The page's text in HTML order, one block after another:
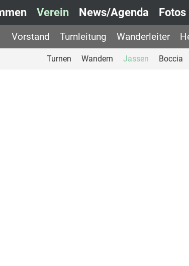
Verein News/Agenda Fotos
Vorstand Turnleitung Wanderleiter
Turnen Wandern Jassen Boccia